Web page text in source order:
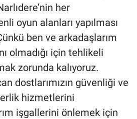
her
oyun alanları yapılması
ben ve arkadaşlarım
olmadığı için tehlikeli
zorunda kalıyoruz.
dostlarımızın güvenliği ve
hizmetlerini
işgallerini önlemek için